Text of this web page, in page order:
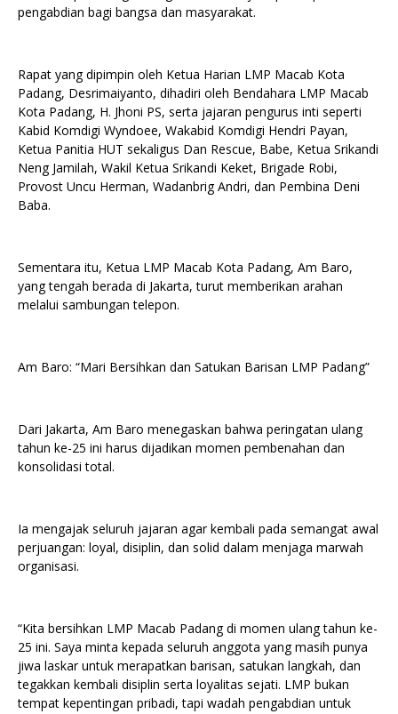
pengabdian bagi bangsa dan masyarakat.
Rapat yang dipimpin oleh Ketua Harian LMP Macab Kota
Padang, Desrimaiyanto, dihadiri oleh Bendahara LMP Macab
Kota Padang, H. Jhoni PS, serta jajaran pengurus inti seperti
Kabid Komdigi Wyndoee, Wakabid Komdigi Hendri Payan,
Ketua Panitia HUT sekaligus Dan Rescue, Babe, Ketua Srikandi
Neng Jamilah, Wakil Ketua Srikandi Keket, Brigade Robi,
Provost Uncu Herman, Wadanbrig Andri, dan Pembina Deni
Baba.
Sementara itu, Ketua LMP Macab Kota Padang, Am Baro,
yang tengah berada di Jakarta, turut memberikan arahan
melalui sambungan telepon.
Am Baro: “Mari Bersihkan dan Satukan Barisan LMP Padang”
Dari Jakarta, Am Baro menegaskan bahwa peringatan ulang
tahun ke-25 ini harus dijadikan momen pembenahan dan
konsolidasi total.
Ia mengajak seluruh jajaran agar kembali pada semangat awal
perjuangan: loyal, disiplin, dan solid dalam menjaga marwah
organisasi.
“Kita bersihkan LMP Macab Padang di momen ulang tahun ke-
25 ini. Saya minta kepada seluruh anggota yang masih punya
jiwa laskar untuk merapatkan barisan, satukan langkah, dan
tegakkan kembali disiplin serta loyalitas sejati. LMP bukan
tempat kepentingan pribadi, tapi wadah pengabdian untuk